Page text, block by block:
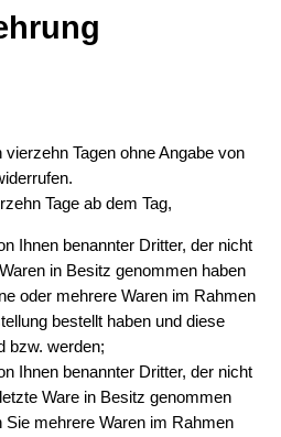
Tagen ohne Angabe von
Tage ab dem Tag,
Ihnen benannter Dritter, der nicht
in Besitz genommen haben
oder mehrere Waren im Rahmen
bestellt haben und diese
bzw. werden;
Ihnen benannter Dritter, der nicht
Ware in Besitz genommen
Sie mehrere Waren im Rahmen